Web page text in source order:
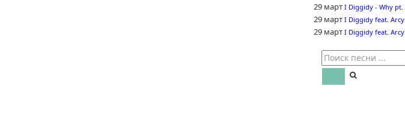
29 март I Diggidy - Why pt.
29 март I Diggidy feat.
29 март I Diggidy feat.